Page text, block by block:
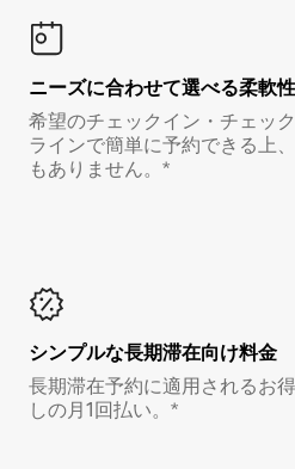
ニーズに合わせて選べる柔軟性
希望のチェックイン・チェッ
ラインで簡単に予約できる上
もありません。*
シンプルな長期滞在向け料金
長期滞在予約に適用されるお
しの月1回払い。*